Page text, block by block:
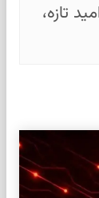
تازه،